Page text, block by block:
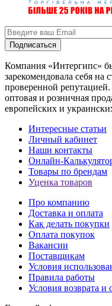
Подписаться
Компания «Интергипс»
зарекомендовала себя на
проверенной
оптовая и розничная
европейских и
Интересные статьи
Личный кабинет
Наши контакты
Онлайн-
Товары по брендам
Уценка товаров
Про компанию
Доставка и оплата
Как делать покупки
Оплата покупок
Вакансии
Поставщикам
Условия
Правила работы
Условия возврата и